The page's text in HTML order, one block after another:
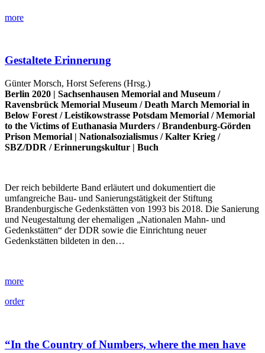
more
Gestaltete Erinnerung
Günter Morsch, Horst Seferens (Hrsg.)
Berlin 2020 | Sachsenhausen Memorial and Museum /
Ravensbrück Memorial Museum /Death March Memorial in
Below Forest /Leistikowstrasse Potsdam Memorial /Memorial
to the Victims of Euthanasia Murders /Brandenburg-Görden
Prison Memorial | Nationalsozialismus /Kalter Krieg /
SBZ/DDR /Erinnerungskultur | Buch
Der reich bebilderte Band erläutert und dokumentiert die
umfangreiche Bau- und Sanierungstätigkeit der Stiftung
Brandenburgische Gedenkstätten von 1993 bis 2018. Die Sanierung
und Neugestaltung der ehemaligen „Nationalen Mahn- und
Gedenkstätten“ der DDR sowie die Einrichtung neuer
Gedenkstätten bildeten in den…
more
order
“In the Country of Numbers, where the men have